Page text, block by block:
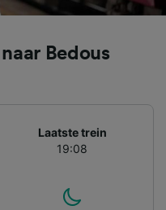
Bedous
Laatste trein
19:08